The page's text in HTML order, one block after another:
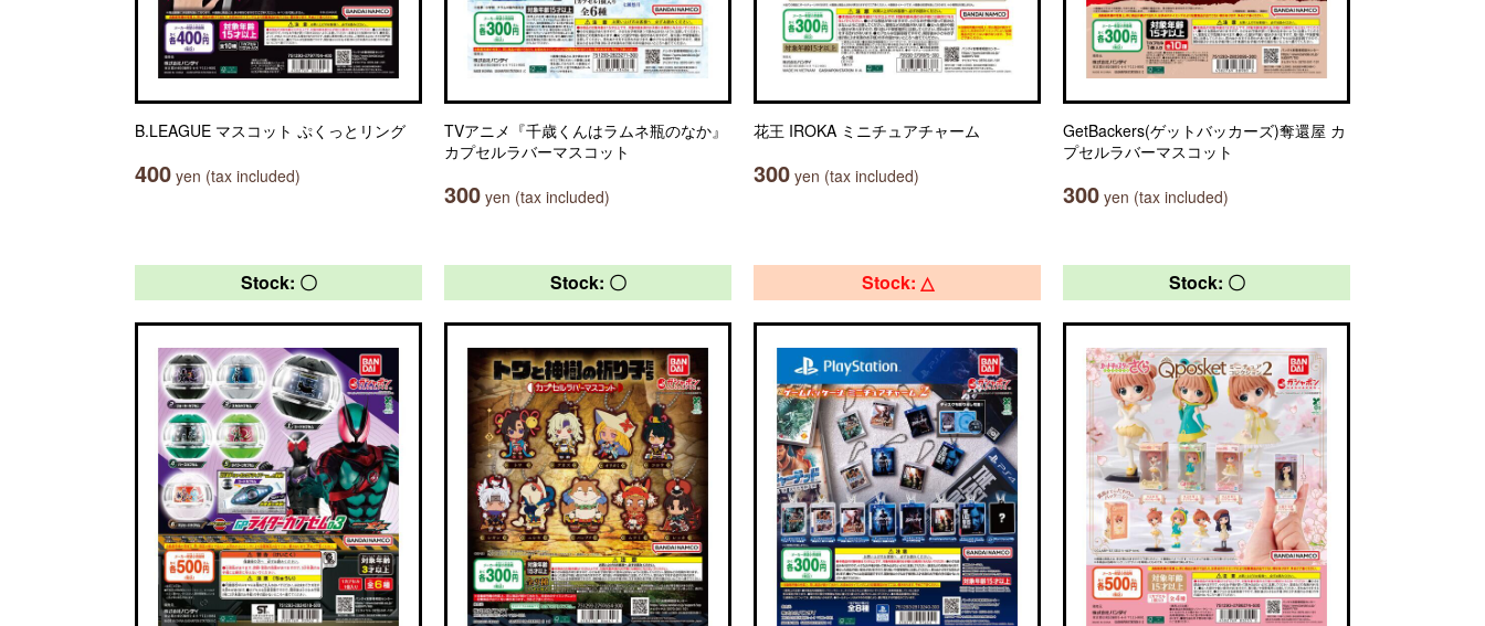
B.LEAGUE マスコット ぷくっとリング
400 yen (tax included)
TVアニメ『千歳くんはラムネ瓶のなか』
カプセルラバーマスコット
300 yen (tax included)
花王 IROKA ミニチュアチャーム
300 yen (tax included)
GetBackers(ゲットバッカーズ)奪還屋 カ
プセルラバーマスコット
300 yen (tax included)
Stock: 〇 Stock: 〇 Stock: △ Stock: 〇